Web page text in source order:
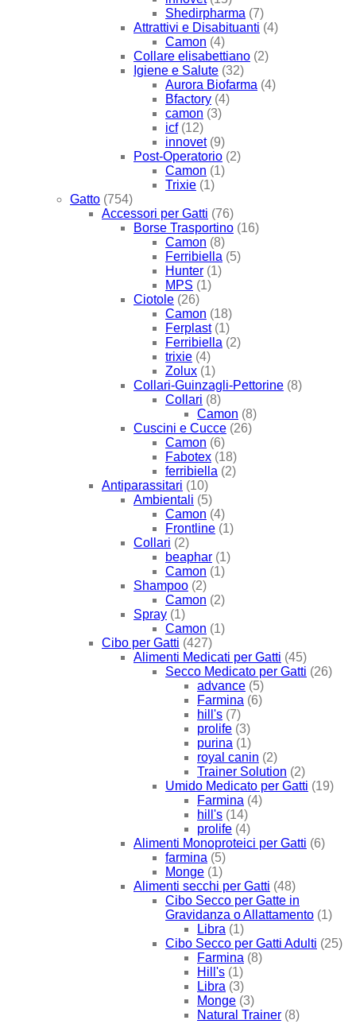
Shedirpharma (7)
Attrattivi e Disabituanti (4)
Camon (4)
Collare elisabettiano (2)
Igiene e Salute (32)
Aurora Biofarma (4)
Bfactory (4)
camon (3)
icf (12)
innovet (9)
Post-Operatorio (2)
Camon (1)
Trixie (1)
Gatto (754)
Accessori per Gatti (76)
Borse Trasportino (16)
Camon (8)
Ferribiella (5)
Hunter (1)
MPS (1)
Ciotole (26)
Camon (18)
Ferplast (1)
Ferribiella (2)
trixie (4)
Zolux (1)
Collari-Guinzagli-Pettorine (8)
Collari (8)
Camon (8)
Cuscini e Cucce (26)
Camon (6)
Fabotex (18)
ferribiella (2)
Antiparassitari (10)
Ambientali (5)
Camon (4)
Frontline (1)
Collari (2)
beaphar (1)
Camon (1)
Shampoo (2)
Camon (2)
Spray (1)
Camon (1)
Cibo per Gatti (427)
Alimenti Medicati per Gatti (45)
Secco Medicato per Gatti (26)
advance (5)
Farmina (6)
hill's (7)
prolife (3)
purina (1)
royal canin (2)
Trainer Solution (2)
Umido Medicato per Gatti (19)
Farmina (4)
hill's (14)
prolife (4)
Alimenti Monoproteici per Gatti (6)
farmina (5)
Monge (1)
Alimenti secchi per Gatti (48)
Cibo Secco per Gatte in
Gravidanza o Allattamento (1)
Libra (1)
Cibo Secco per Gatti Adulti (25)
Farmina (8)
Hill's (1)
Libra (3)
Monge (3)
Natural Trainer (8)